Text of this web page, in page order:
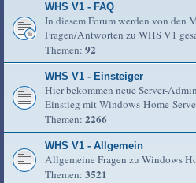
WHS V1 - FAQ
In diesem Forum werden von den
Fragen/Antworten zu WHS V1
Themen: 92
WHS V1 - Einsteiger
Hier bekommen neue Server-
Einstieg mit Windows-Home-
Themen: 2266
WHS V1 - Allgemein
Allgemeine Fragen zu Windows
Themen: 3521